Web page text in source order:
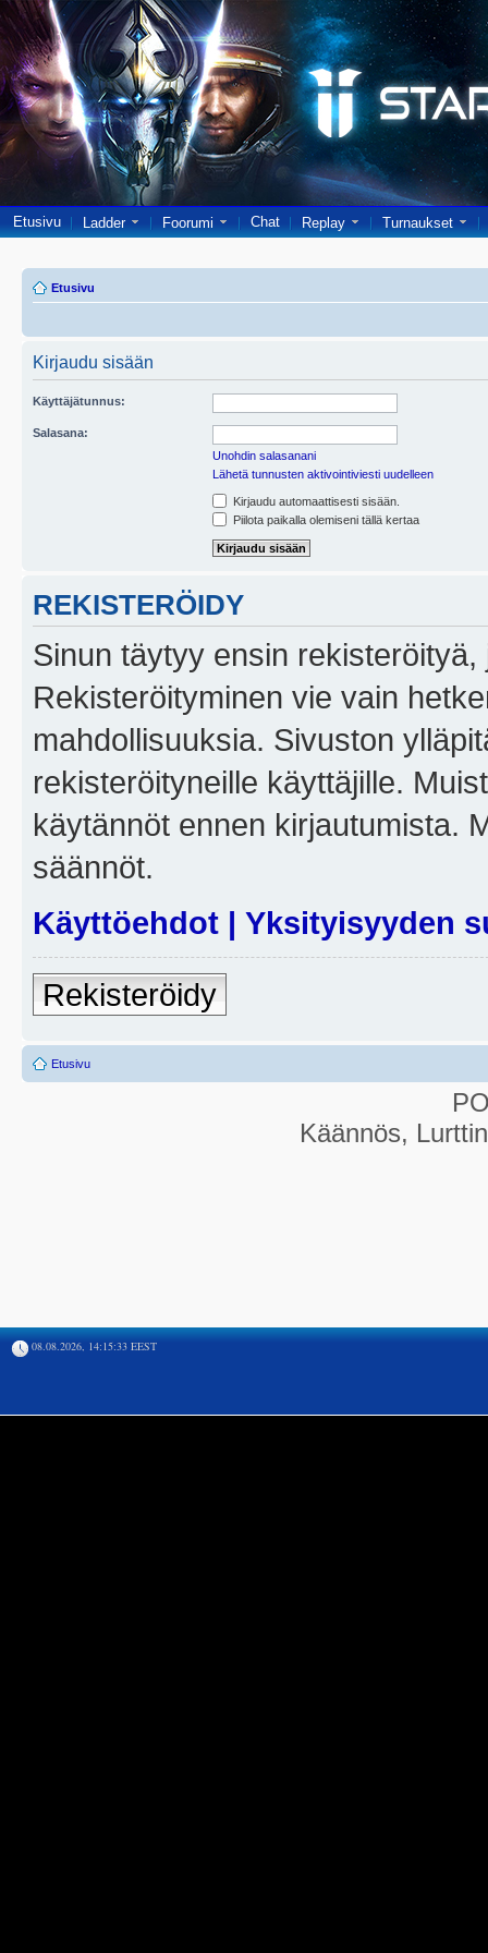
Etusivu Ladder Foorumi Chat Replay Turnaukset
Etusivu
Kirjaudu sisään
Käyttäjätunnus:
Salasana:
Unohdin salasanani
Lähetä tunnusten aktivointiviesti uudelleen
Kirjaudu automaattisesti sisään.
Piilota paikalla olemiseni tällä kertaa
REKISTERÖIDY
Sinun täytyy ensin
Rekisteröityminen vie vain
mahdollisuuksia. Sivuston
rekisteröityneille käyttäjille.
käytännöt ennen kirjautumista.
säännöt.
Käyttöehdot | Yksityisyyden
Rekisteröidy
Etusivu
Käännös,
08.08.2026, 14:15:33 EEST